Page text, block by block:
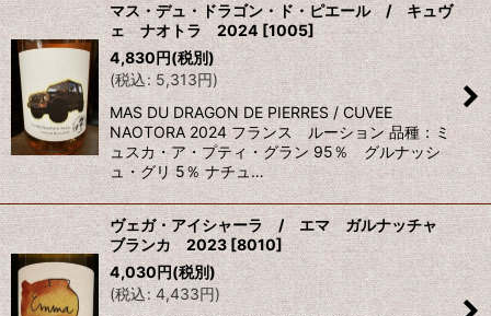
マス・デュ・ドラゴン・ド・ピエール / キュヴ
ェ ナオトラ 2024 [1005]
4,830円(税別)
(税込: 5,313円)
MAS DU DRAGON DE PIERRES / CUVEE
NAOTORA 2024 フランス ルーション 品種：ミ
ュスカ・ア・プティ・グラン 95％ グルナッシ
ュ・グリ 5％ ナチュ…
ヴェガ・アイシャーラ / エマ ガルナッチャ
ブランカ 2023 [8010]
4,030円(税別)
(税込: 4,433円)